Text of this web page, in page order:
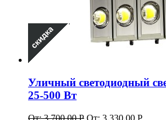
Уличный светодиодный
25-500 Вт
От:3,700.00Р От: 3,330.00 Р